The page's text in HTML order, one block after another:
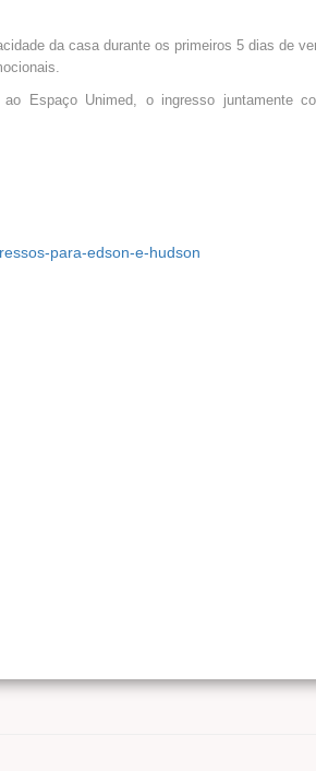
da casa durante os primeiros 5 dias de
Espaço Unimed, o ingresso juntamente
para-edson-e-hudson